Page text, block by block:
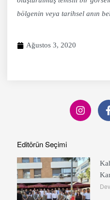
bölgenin veya tarihsel anın
Ağustos 3, 2020
Editörün Seçimi